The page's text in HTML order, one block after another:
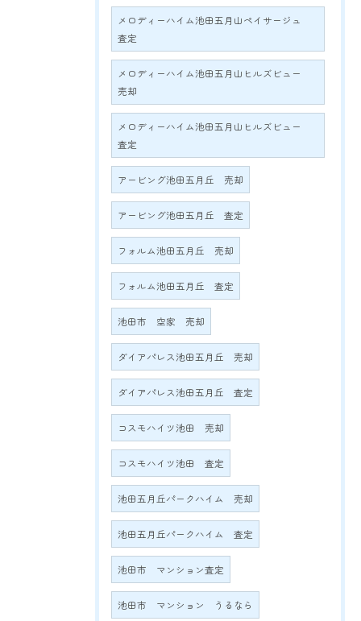
メロディーハイム池田五月山ペイサージュ
査定
メロディーハイム池田五月山ヒルズビュー
売却
メロディーハイム池田五月山ヒルズビュー
査定
アービング池田五月丘 売却
アービング池田五月丘 査定
フォルム池田五月丘 売却
フォルム池田五月丘 査定
池田市 空家 売却
ダイアパレス池田五月丘 売却
ダイアパレス池田五月丘 査定
コスモハイツ池田 売却
コスモハイツ池田 査定
池田五月丘パークハイム 売却
池田五月丘パークハイム 査定
池田市 マンション査定
池田市 マンション うるなら